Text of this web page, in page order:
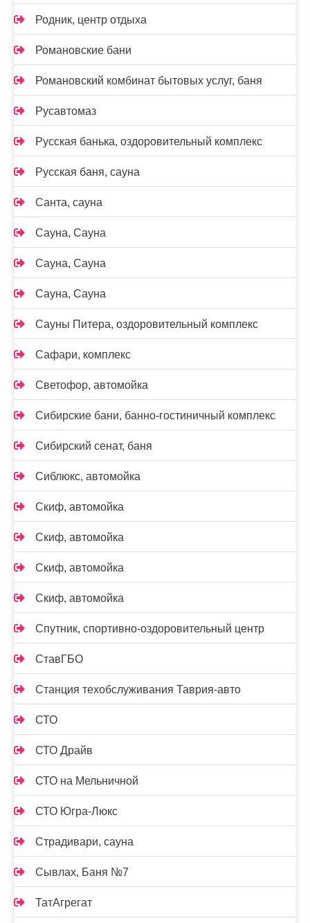
Родник, центр отдыха
Романовские бани
Романовский комбинат бытовых услуг, баня
Русавтомаз
Русская банька, оздоровительный комплекс
Русская баня, сауна
Санта, сауна
Сауна, Сауна
Сауна, Сауна
Сауна, Сауна
Сауны Питера, оздоровительный комплекс
Сафари, комплекс
Светофор, автомойка
Сибирские бани, банно-гостиничный комплекс
Сибирский сенат, баня
Сиблюкс, автомойка
Скиф, автомойка
Скиф, автомойка
Скиф, автомойка
Скиф, автомойка
Спутник, спортивно-оздоровительный центр
СтавГБО
Станция техобслуживания Таврия-авто
СТО
СТО Драйв
СТО на Мельничной
СТО Югра-Люкс
Страдивари, сауна
Сывлах, Баня №7
ТатАгрегат